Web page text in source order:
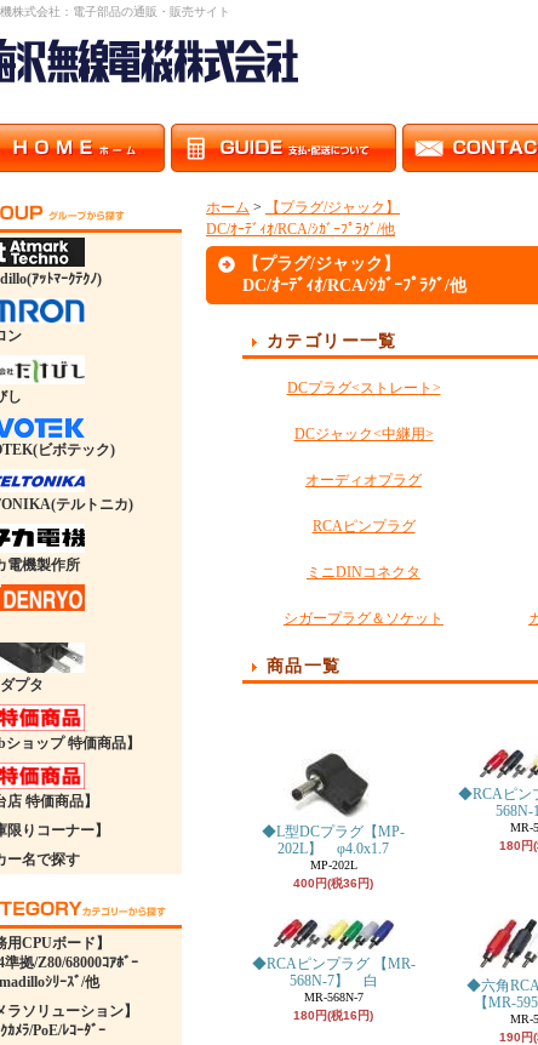
株式会社：電子部品の通販・販売サイト
ｱｯﾄﾏｰｸﾃｸﾉ)
ン
し
ビボテック)
テルトニカ)
電機製作所
プタ
ショップ 特価商品】
店 特価商品】
限りコーナー】
ー名で探す
用CPUボード】
準拠/Z80/68000ｺｱﾎﾞｰ
ｼﾘｰｽﾞ/他
ラソリューション】
ｶﾒﾗ/PoE/ﾚｺｰﾀﾞｰ
ホーム >
【プラグ/ジャック】
DC/ｵｰﾃﾞｨｵ/RCA/ｼｶﾞｰﾌﾟﾗｸﾞ/他
【プラグ/ジャック】
DC/ｵｰﾃﾞｨｵ/RCA/ｼｶﾞｰﾌﾟﾗｸﾞ/他
カテゴリー一覧
DCプラグ<ストレート>
DCジャック<中継用>
オーディオプラグ
RCAピンプラグ
ミニDINコネクタ
シガープラグ＆ソケット
商品一覧
◆L型DCプラグ【MP-
202L】 φ4.0x1.7
MP-202L
400円(税36円)
◆RCAピン
MR-
180円
◆RCAピンプラグ 【MR-
568N-7】 白
MR-568N-7
180円(税16円)
◆六角
【MR-
MR-
190円